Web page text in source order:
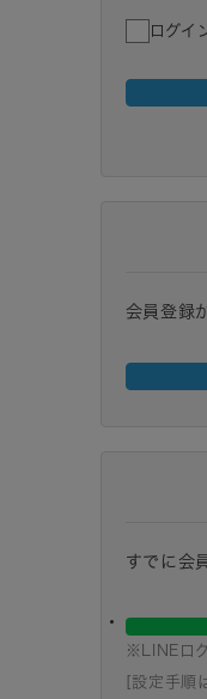
ログイ
会員登録
すでに会
※LINEロ
[設定手順